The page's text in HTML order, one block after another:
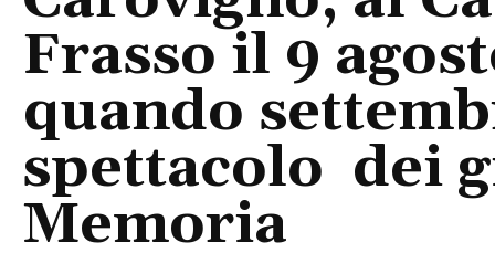
Frasso il 9
quando
spettacolo dei
Memoria